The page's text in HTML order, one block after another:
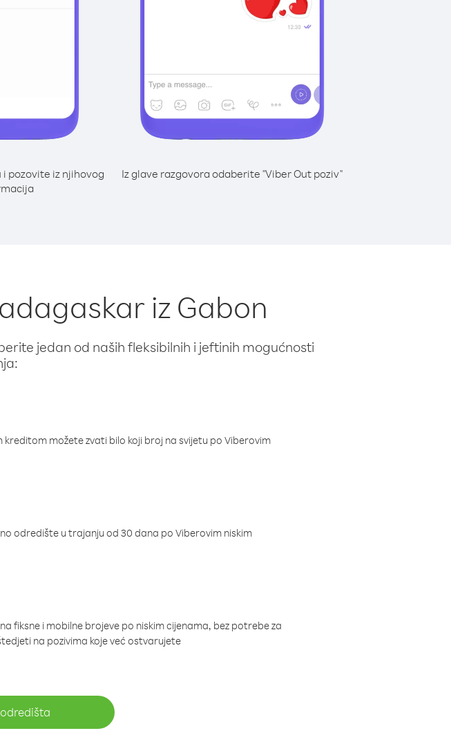
pozovite iz njihovog
Iz glave razgovora odaberite "Viber Out poziv"
iz Gabon
jedan od naših fleksibilnih i jeftinih mogućnosti
možete zvati bilo koji broj na svijetu po Viberovim
odredište u trajanju od 30 dana po Viberovim niskim
fiksne i mobilne brojeve po niskim cijenama, bez potrebe za
na pozivima koje već ostvarujete